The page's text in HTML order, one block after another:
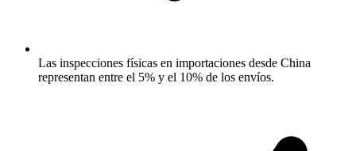
Las inspecciones físicas en importaciones desde China
representan entre el 5% y el 10% de los envíos.